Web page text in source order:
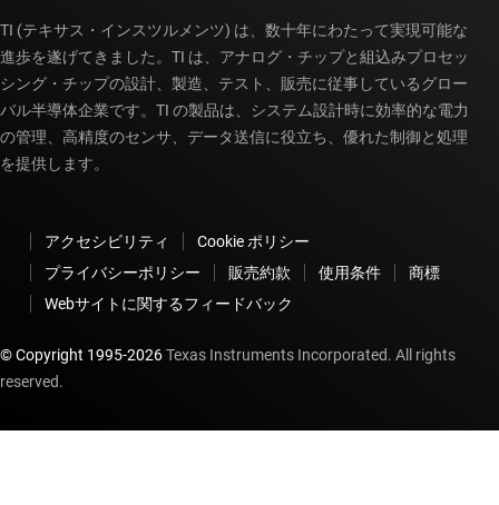
TI (テキサス・インスツルメンツ) は、数十年にわたって実現可能な
進歩を遂げてきました。TI は、アナログ・チップと組込みプロセッ
シング・チップの設計、製造、テスト、販売に従事しているグロー
バル半導体企業です。TI の製品は、システム設計時に効率的な電力
の管理、高精度のセンサ、データ送信に役立ち、優れた制御と処理
を提供します。
アクセシビリティ
Cookie ポリシー
プライバシーポリシー
販売約款 使用条件
商標
Webサイトに関するフィードバック
© Copyright 1995-2026Texas Instruments Incorporated. All rights
reserved.